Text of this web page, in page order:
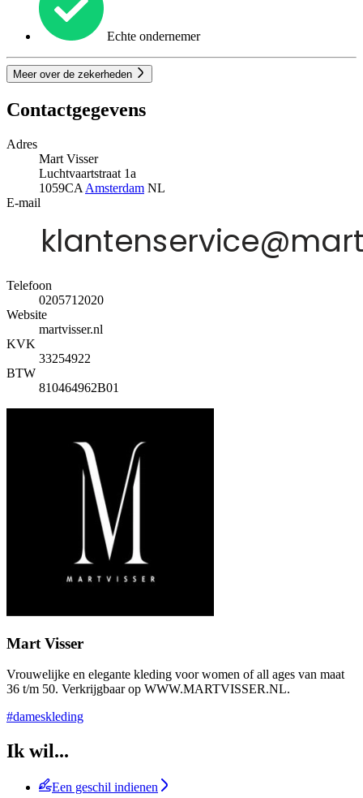
Echte ondernemer
Meer over de zekerheden
Contactgegevens
Adres
Mart Visser
Luchtvaartstraat 1a
1059CA Amsterdam NL
E-mail
Telefoon
0205712020
Website
martvisser.nl
KVK
33254922
BTW
810464962B01
Mart Visser
Vrouwelijke en elegante kleding voor women of all ages van maat
36 t/m 50. Verkrijgbaar op WWW.MARTVISSER.NL.
#dameskleding
Ik wil...
Een geschil indienen